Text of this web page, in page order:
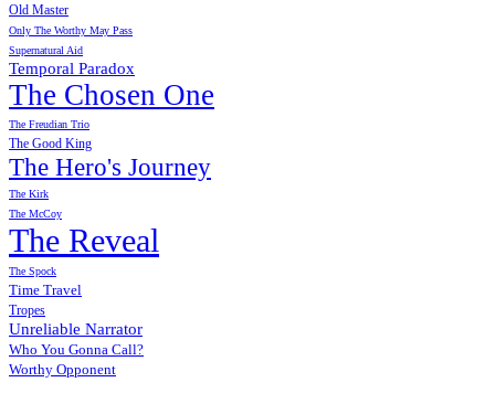
Old Master
Only The Worthy May Pass
Supernatural Aid
Temporal Paradox
The Chosen One
The Freudian Trio
The Good King
The Hero's Journey
The Kirk
The McCoy
The Reveal
The Spock
Time Travel
Tropes
Unreliable Narrator
Who You Gonna Call?
Worthy Opponent